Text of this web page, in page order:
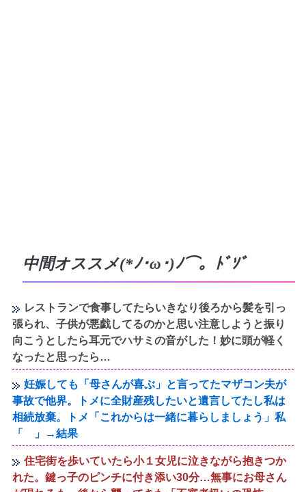
中間オススメ(*ﾉ･ω･)ﾉ⌒。ﾄﾞｿﾞ
レストランで食事してたらいきなり後ろから髪を引っ
張られ、子供が悪戯してるのかと思い注意しようと振り
向こうとしたら耳元でハサミの音がした！妙に頭が軽く
なったと思ったら…
妊娠しても「母さんが喜ぶ」と言ってたマザコン夫が
事故で他界。トメに全財産残したいと遺言してたし私は
相続放棄。トメ「これからは一緒に暮らしましょう」私
「 」→結果
住宅街を歩いていたら小１女児に泣きながら抱きつか
れた。鍵っ子のピンチに付き添い30分…無事にお母さん